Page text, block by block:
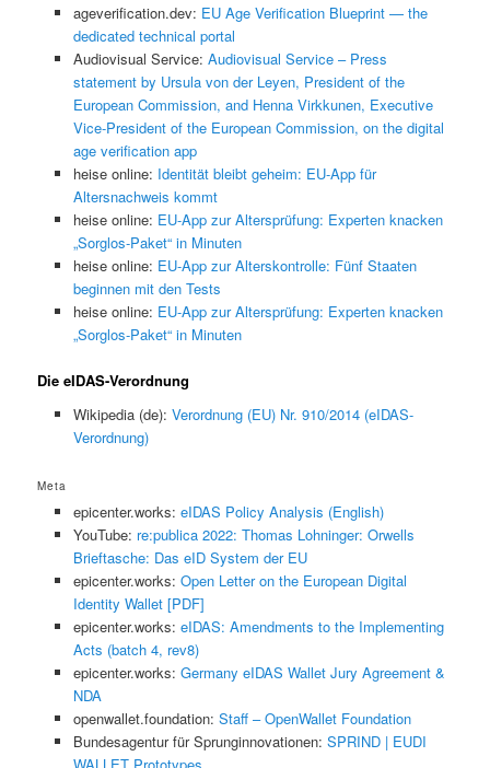
ageverification.dev: EU Age Verification Blueprint — the
dedicated technical portal
Audiovisual Service: Audiovisual Service – Press
statement by Ursula von der Leyen, President of the
European Commission, and Henna Virkkunen, Executive
Vice-President of the European Commission, on the digital
age verification app
heise online: Identität bleibt geheim: EU-App für
Altersnachweis kommt
heise online: EU-App zur Altersprüfung: Experten knacken
„Sorglos-Paket“ in Minuten
heise online: EU-App zur Alterskontrolle: Fünf Staaten
beginnen mit den Tests
heise online: EU-App zur Altersprüfung: Experten knacken
„Sorglos-Paket“ in Minuten
Die eIDAS-Verordnung
Wikipedia (de): Verordnung (EU) Nr. 910/2014 (eIDAS-
Verordnung)
Meta
epicenter.works: eIDAS Policy Analysis (English)
YouTube: re:publica 2022: Thomas Lohninger: Orwells
Brieftasche: Das eID System der EU
epicenter.works: Open Letter on the European Digital
Identity Wallet [PDF]
epicenter.works: eIDAS: Amendments to the Implementing
Acts (batch 4, rev8)
epicenter.works: Germany eIDAS Wallet Jury Agreement &
NDA
openwallet.foundation: Staff – OpenWallet Foundation
Bundesagentur für Sprunginnovationen: SPRIND | EUDI